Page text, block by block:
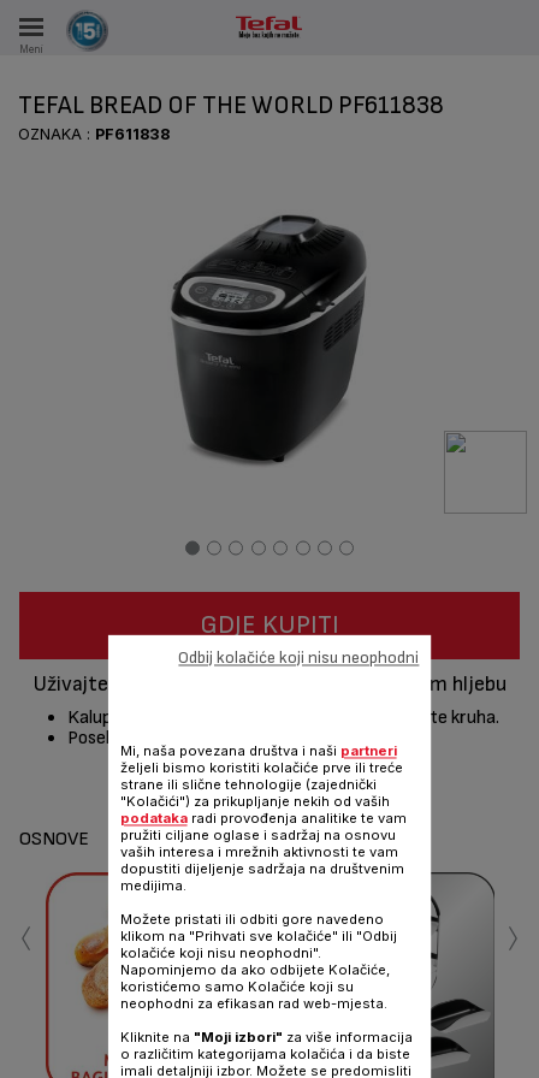
Meni
TOKOM 15 GODINA
TEFAL BREAD OF THE WORLD PF611838
OZNAKA : PF611838
GDJE KUPITI
Uživajte u okusima svijeta zahvaljujući vašem hljebu
Kalup za baguette i ravni kalup za različite vrste kruha.
Posebna knjiga recepata sa receptima svijeta.
Dijeli
OSNOVE
‹ ›
Mi, naša povezana društva i naši partneri
željeli bismo koristiti kolačiće prve ili treće
strane ili slične tehnologije (zajednički
"Kolačići") za prikupljanje nekih od vaših
podatakaradi provođenja analitike te vam
pružiti ciljane oglase i sadržaj na osnovu
vaših interesa i mrežnih aktivnosti te vam
dopustiti dijeljenje sadržaja na društvenim
medijima.
Možete pristati ili odbiti gore navedeno
klikom na "Prihvati sve kolačiće" ili "Odbij
kolačiće koji nisu neophodni".
Napominjemo da ako odbijete Kolačiće,
koristićemo samo Kolačiće koji su
neophodni za efikasan rad web-mjesta.
Kliknite na "Moji izbori" za više informacija
o različitim kategorijama kolačića i da biste
imali detaljniji izbor. Možete se predomisliti
Odbij kolačiće koji nisu neophodni